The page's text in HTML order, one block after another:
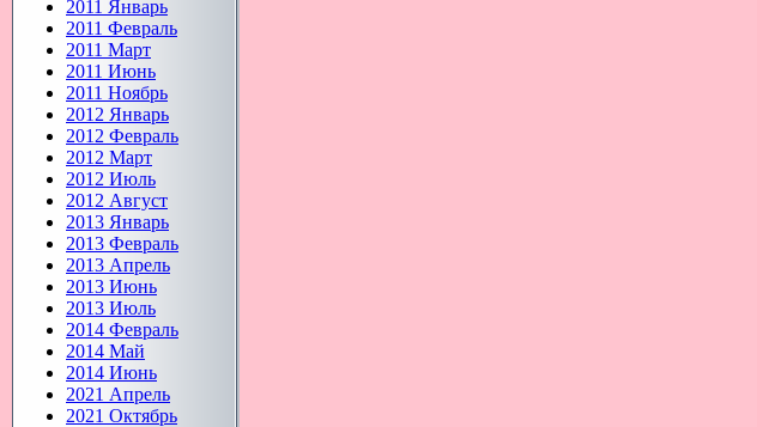
2011 Январь
2011 Февраль
2011 Март
2011 Июнь
2011 Ноябрь
2012 Январь
2012 Февраль
2012 Март
2012 Июль
2012 Август
2013 Январь
2013 Февраль
2013 Апрель
2013 Июнь
2013 Июль
2014 Февраль
2014 Май
2014 Июнь
2021 Апрель
2021 Октябрь